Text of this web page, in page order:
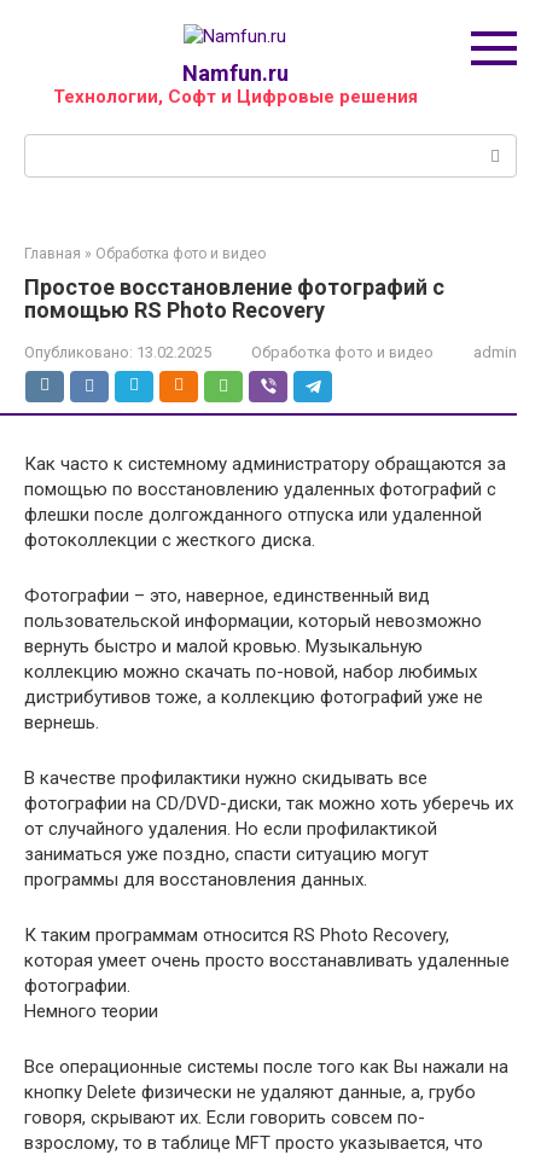
Namfun.ru
Технологии, Софт и Цифровые решения
Главная » Обработка фото и видео
Простое восстановление фотографий с
помощью RS Photo Recovery
Опубликовано: 13.02.2025 Обработка фото и видео admin
Как часто к системному администратору обращаются за
помощью по восстановлению удаленных фотографий с
флешки после долгожданного отпуска или удаленной
фотоколлекции с жесткого диска.
Фотографии – это, наверное, единственный вид
пользовательской информации, который невозможно
вернуть быстро и малой кровью. Музыкальную
коллекцию можно скачать по-новой, набор любимых
дистрибутивов тоже, а коллекцию фотографий уже не
вернешь.
В качестве профилактики нужно скидывать все
фотографии на CD/DVD-диски, так можно хоть уберечь их
от случайного удаления. Но если профилактикой
заниматься уже поздно, спасти ситуацию могут
программы для восстановления данных.
К таким программам относится RS Photo Recovery,
которая умеет очень просто восстанавливать удаленные
фотографии.
Немного теории
Все операционные системы после того как Вы нажали на
кнопку Delete физически не удаляют данные, а, грубо
говоря, скрывают их. Если говорить совсем по-
взрослому, то в таблице MFT просто указывается, что